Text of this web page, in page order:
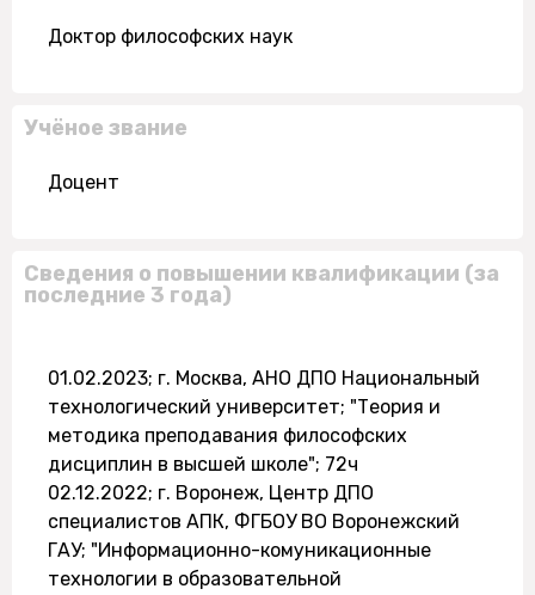
Доктор философских наук
Учёное звание
Доцент
Сведения о повышении квалификации (за
последние 3 года)
01.02.2023; г. Москва, АНО ДПО Национальный
технологический университет; "Теория и
методика преподавания философских
дисциплин в высшей школе"; 72ч
02.12.2022; г. Воронеж, Центр ДПО
специалистов АПК, ФГБОУ ВО Воронежский
ГАУ; "Информационно-комуникационные
технологии в образовательной